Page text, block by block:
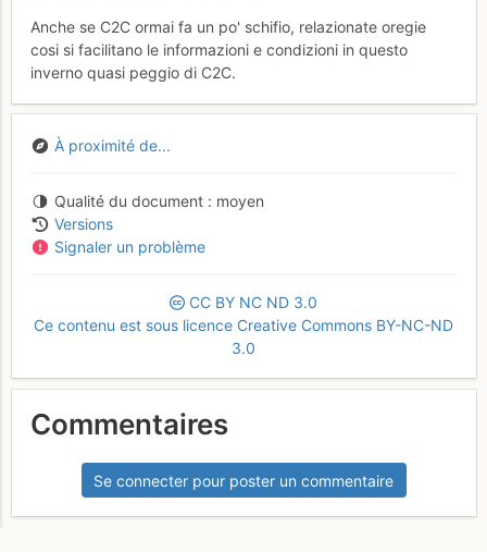
Anche se C2C ormai fa un po' schifio, relazionate oregie
cosi si facilitano le informazioni e condizioni in questo
inverno quasi peggio di C2C.
À proximité de...
Qualité du document
moyen
Versions
Signaler un problème
CC BY NC ND 3.0
Ce contenu est sous licence Creative Commons BY-NC-ND
3.0
Commentaires
Se connecter pour poster un commentaire